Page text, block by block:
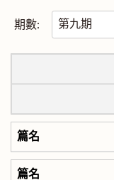
期數: